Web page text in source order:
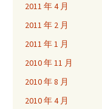
2011 年 4 月
2011 年 2 月
2011 年 1 月
2010 年 11 月
2010 年 8 月
2010 年 4 月